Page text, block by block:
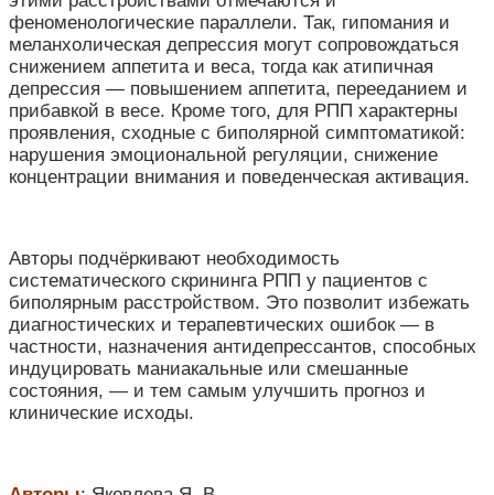
феноменологические параллели. Так, гипомания и
меланхолическая депрессия могут сопровождаться
снижением аппетита и веса, тогда как атипичная
депрессия — повышением аппетита, перееданием и
прибавкой в весе. Кроме того, для РПП характерны
проявления, сходные с биполярной симптоматикой:
нарушения эмоциональной регуляции, снижение
концентрации внимания и поведенческая активация.
Авторы подчёркивают необходимость
систематического скрининга РПП у пациентов с
биполярным расстройством. Это позволит избежать
диагностических и терапевтических ошибок — в
частности, назначения антидепрессантов, способных
индуцировать маниакальные или смешанные
состояния, — и тем самым улучшить прогноз и
клинические исходы.